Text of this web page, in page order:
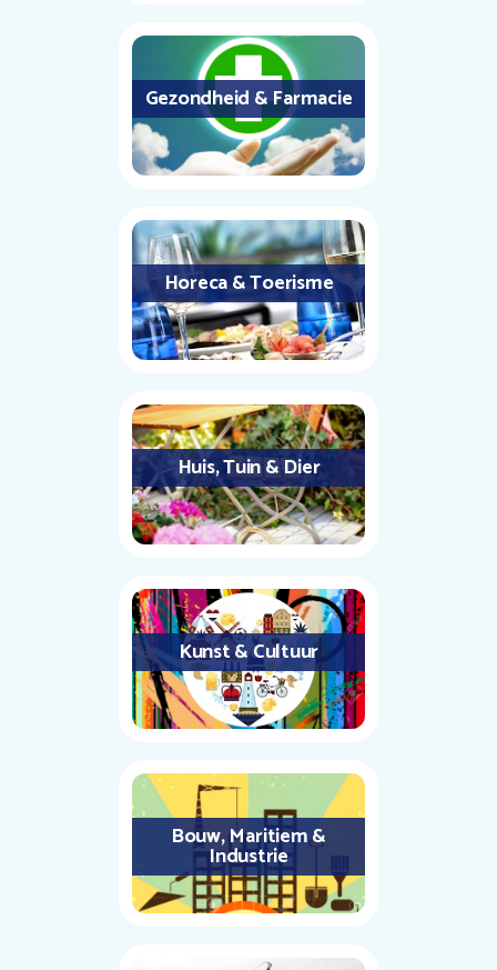
Gezondheid & Farmacie
Horeca & Toerisme
Huis, Tuin & Dier
Kunst & Cultuur
Bouw, Maritiem &
Industrie